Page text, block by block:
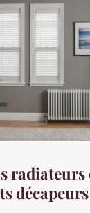
radiateurs
décapeurs